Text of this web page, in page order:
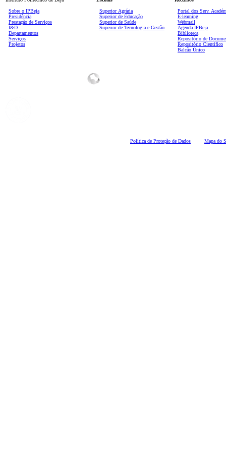
Sobre o IPBeja
Presidência
Prestação de Serviços
I&D
Departamentos
Serviços
Projetos
Superior Agrária
Superior de Educação
Superior de Saúde
Superior de Tecnologia e Gestão
Portal dos Serv.
E-learning
Webmail
Agenda IPBeja
Biblioteca
Repositório de
Repositório Científico
Balcão Único
Política de Proteção de Dados Mapa do